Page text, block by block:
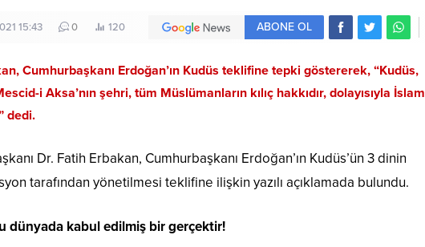
15:43 0 120 ABONE OL
Cumhurbaşkanı Erdoğan’ın Kudüs teklifine tepki göstererek, “Kudüs,
i Aksa’nın şehri, tüm Müslümanların kılıç hakkıdır, dolayısıyla İslam
dedi.
Dr. Fatih Erbakan, Cumhurbaşkanı Erdoğan’ın Kudüs’ün 3 dinin
tarafından yönetilmesi teklifine ilişkin yazılı açıklamada bulundu.
dünyada kabul edilmiş bir gerçektir!